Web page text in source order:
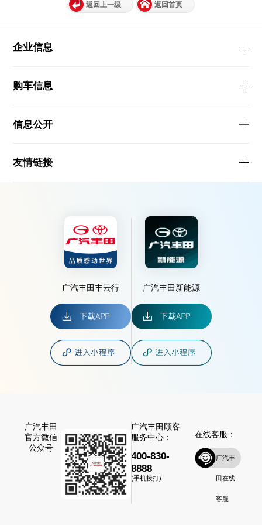
返回上一级 返回首页
企业信息
购车信息
信息公开
友情链接
广汽丰田丰云行 广汽丰田新能源
广汽丰田
官方微信
公众号
广汽丰田顾客
服务中心：
400-830-
8888
(手机拨打)
在线客服：
广汽丰
田在线
客服